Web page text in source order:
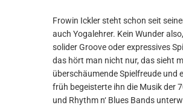
Frowin Ickler steht schon seit
auch Yogalehrer. Kein Wunder
solider Groove oder expressives
das hört man nicht nur, das sieht
überschäumende Spielfreude und
früh begeisterte ihn die Musik der
und Rhythm n‘ Blues Bands
B der 90iger hinzu, was ihn
mehrerer Preise zur StreetLIVE
und stand unter anderem mit
Philipp Poisel, Joe Cocker und vielen
oder in einem loungigen Trio